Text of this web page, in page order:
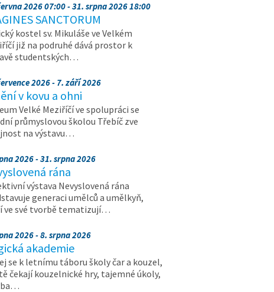
2026 07:00 - 31. srpna 2026 18:00
SANCTORUM
kostel sv. Mikuláše ve Velkém
již na podruhé dává prostor k
studentských…
2026 - 7. září 2026
v kovu a ohni
Velké Meziříčí ve spolupráci se
průmyslovou školou Třebíč zve
na výstavu…
2026 - 31. srpna 2026
rána
výstava Nevyslovená rána
generaci umělců a umělkyň,
ve své tvorbě tematizují…
2026 - 8. srpna 2026
akademie
se k letnímu táboru školy čar a kouzel,
čekají kouzelnické hry, tajemné úkoly,